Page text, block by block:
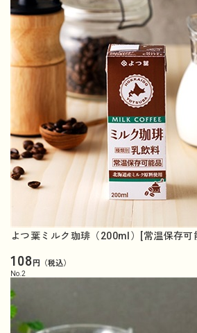
よつ葉ミルク珈琲（200ml）[常温保存可
108円（税込）
No. 2